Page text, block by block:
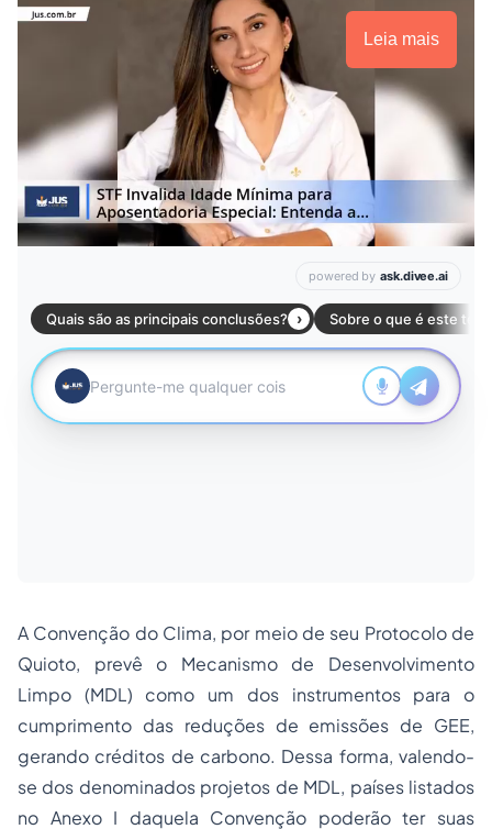
Leia mais
A Convenção do Clima, por meio de seu Protocolo de
Quioto, prevê o Mecanismo de Desenvolvimento
Limpo (MDL) como um dos instrumentos para o
cumprimento das reduções de emissões de GEE,
gerando créditos de carbono. Dessa forma, valendo-
se dos denominados projetos de MDL, países listados
no Anexo I daquela Convenção poderão ter suas